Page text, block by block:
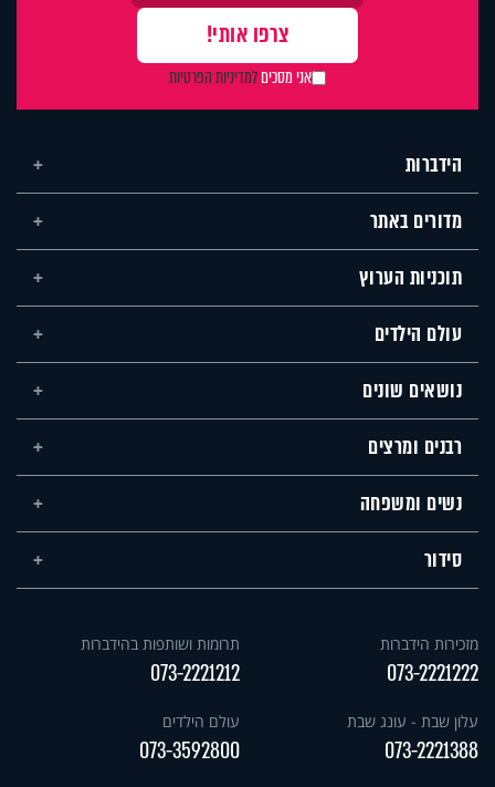
אני מסכיםלמדיניות הפרטיות
הידברות
מדורים באתר
תוכניות הערוץ
עולם הילדים
נושאים שונים
רבנים ומרצים
נשים ומשפחה
סידור
מזכירות הידברות
073-2221222
תרומות ושותפות בהידברות
073-2221212
עלון שבת - עונג שבת
073-2221388
עולם הילדים
073-3592800